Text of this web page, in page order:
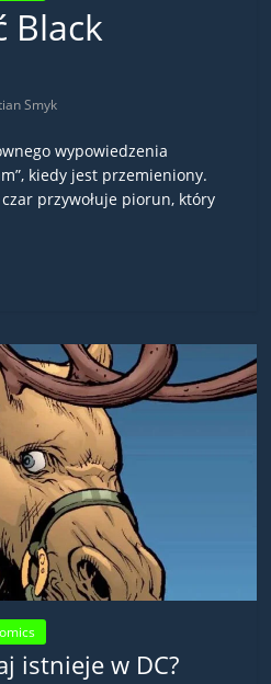
Black
Smyk
wypowiedzenia
kiedy jest przemieniony.
przywołuje piorun, który
istnieje w DC?